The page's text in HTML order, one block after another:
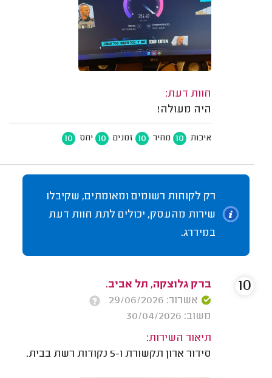
חוות דעת:
היה מעולה!
איכות 10 מחיר 10 זמנים 10 יחס 10
רק לקוחות רשומים ומאומתים, שקיבלו
שירות מהעסק, יכולים לתת חוות דעת
במידרג.
ברק גלוצקה, תל אביב.
אשרור: 29/06/2026
משוב: 30/04/2026
תיאור השירות:
סידור ארון תקשורת ו-5 נקודות רשת בבית.
10